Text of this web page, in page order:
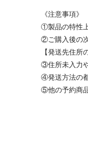
《注意事項》
①製品の特性
②ご購入後の
【発送先住所
③住所未入力
④発送方法の
⑤他の予約商